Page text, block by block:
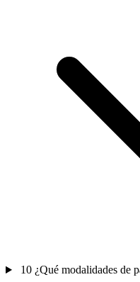
10 ¿Qué modalidades de